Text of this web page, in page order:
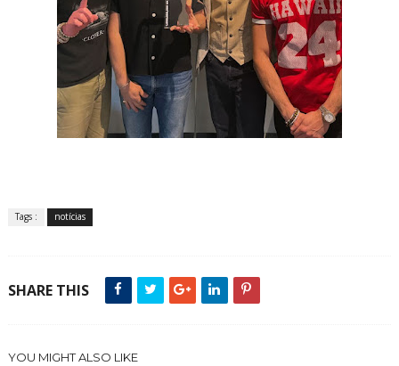
Tags : notícias
SHARE THIS
YOU MIGHT ALSO LIKE